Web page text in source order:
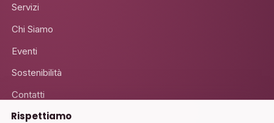
Servizi
Chi Siamo
Eventi
Sostenibilità
Contatti
Rispettiamo